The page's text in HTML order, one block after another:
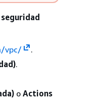
vpc/
.
.
o Actions